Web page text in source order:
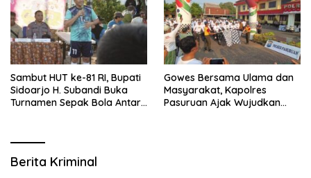
Sambut HUT ke-81 RI, Bupati
Sidoarjo H. Subandi Buka
Turnamen Sepak Bola Antar
Gowes Bersama Ulama dan
Masyarakat, Kapolres
Pasuruan Ajak Wujudkan
Berita Kriminal